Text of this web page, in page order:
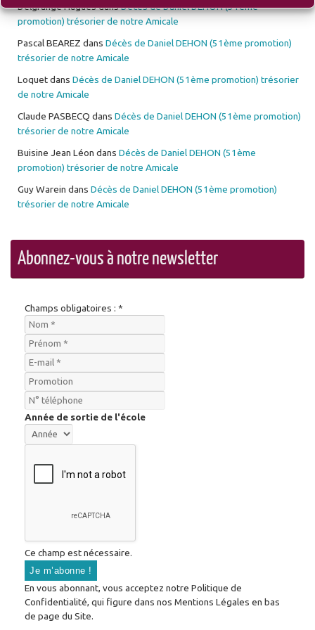
Delgrange HuguesdansDécès de Daniel DEHON (51ème
promotion) trésorier de notre Amicale
Pascal BEAREZ dans Décès de Daniel DEHON (51ème promotion)
trésorier de notre Amicale
Loquetdans Décès de Daniel DEHON (51ème promotion) trésorier
de notre Amicale
Claude PASBECQ dans Décès de Daniel DEHON (51ème promotion)
trésorier de notre Amicale
Buisine Jean Léon dans Décès de Daniel DEHON (51ème
promotion) trésorier de notre Amicale
Guy Warein dans Décès de Daniel DEHON (51ème promotion)
trésorier de notre Amicale
Abonnez-vous à notre newsletter
Champs obligatoires : *
Année de sortie de l'école
Ce champ est nécessaire.
En vous abonnant, vous acceptez notre Politique de
Confidentialité, qui figure dans nos Mentions Légales en bas
de page du Site.